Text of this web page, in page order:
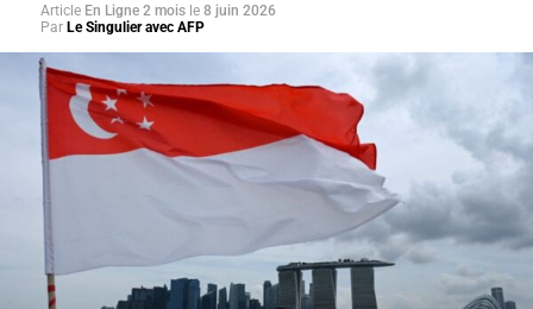
Article En Ligne 2 mois le 8 juin 2026
Par Le Singulier avec AFP